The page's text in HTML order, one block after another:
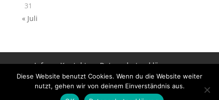
31
« Juli
Info Kontakt
Datenschutzerklärung
Impressum
Diese Website benutzt Cookies. Wenn du die Website weiter
nutzt, gehen wir von deinem Einverständnis aus.